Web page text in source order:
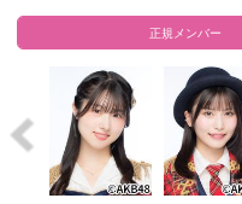
正規メンバー